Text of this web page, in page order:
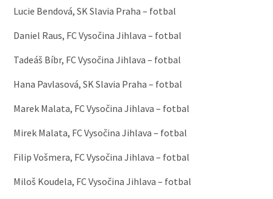
Lucie Bendová, SK Slavia Praha – fotbal
Daniel Raus, FC Vysočina Jihlava – fotbal
Tadeáš Bíbr, FC Vysočina Jihlava – fotbal
Hana Pavlasová, SK Slavia Praha – fotbal
Marek Malata, FC Vysočina Jihlava – fotbal
Mirek Malata, FC Vysočina Jihlava – fotbal
Filip Vošmera, FC Vysočina Jihlava – fotbal
Miloš Koudela, FC Vysočina Jihlava – fotbal